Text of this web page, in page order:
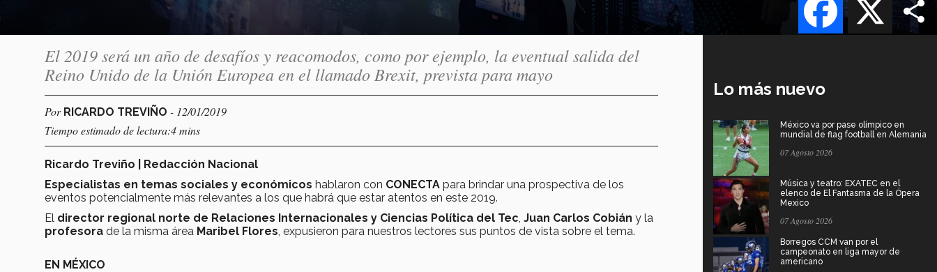
El 2019 será un año de desafíos y reacomodos, como por ejemplo, la eventual salida del
Reino Unido de la Unión Europea en el llamado Brexit, prevista para mayo
Por RICARDO TREVIÑO - 12/01/2019
Tiempo estimado de lectura:4 mins
Ricardo Treviño | Redacción Nacional
Especialistas en temas sociales y económicos hablaron con CONECTA para brindar una prospectiva de los
eventos potencialmente más relevantes a los que habrá que estar atentos en este 2019.
El director regional norte de Relaciones Internacionales y Ciencias Política del Tec Juan Carlos Cobián y la
profesora de la misma área Maribel Flores , expusieron para nuestros lectores sus puntos de vista sobre el tema.
EN MÉXICO
Lo más nuevo
México va por pase olímpico en
mundial de flag football en Alemania
07 Agosto 2026
Música y teatro: EXATEC en el
elenco de El Fantasma de la Ópera
Mexico
07 Agosto 2026
Borregos CCM van por el
campeonato en liga mayor de
americano